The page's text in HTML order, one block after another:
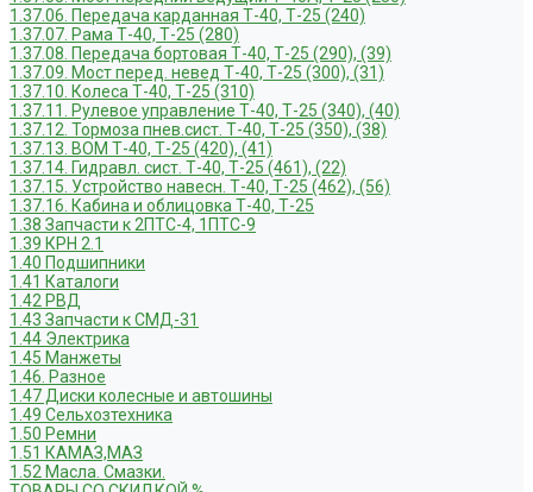
1.37.06. Передача карданная Т-40, Т-25 (240)
1.37.07. Рама Т-40, Т-25 (280)
1.37.08. Передача бортовая Т-40, Т-25 (290), (39)
1.37.09. Мост перед. невед Т-40, Т-25 (300), (31)
1.37.10. Колеса Т-40, Т-25 (310)
1.37.11. Рулевое управление Т-40, Т-25 (340), (40)
1.37.12. Тормоза пнев.сист. Т-40, Т-25 (350), (38)
1.37.13. ВОМ Т-40, Т-25 (420), (41)
1.37.14. Гидравл. сист. Т-40, Т-25 (461), (22)
1.37.15. Устройство навесн. Т-40, Т-25 (462), (56)
1.37.16. Кабина и облицовка Т-40, Т-25
1.38 Запчасти к 2ПТС-4, 1ПТС-9
1.39 КРН 2.1
1.40 Подшипники
1.41 Каталоги
1.42 РВД
1.43 Запчасти к СМД-31
1.44 Электрика
1.45 Манжеты
1.46. Разное
1.47 Диски колесные и автошины
1.49 Сельхозтехника
1.50 Ремни
1.51 КАМАЗ,МАЗ
1.52 Масла. Смазки.